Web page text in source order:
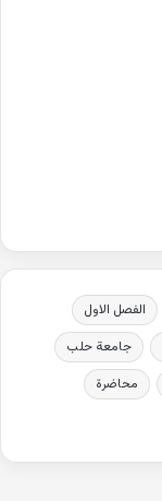
الفصل الاول
جامعة حلب
محاضرة